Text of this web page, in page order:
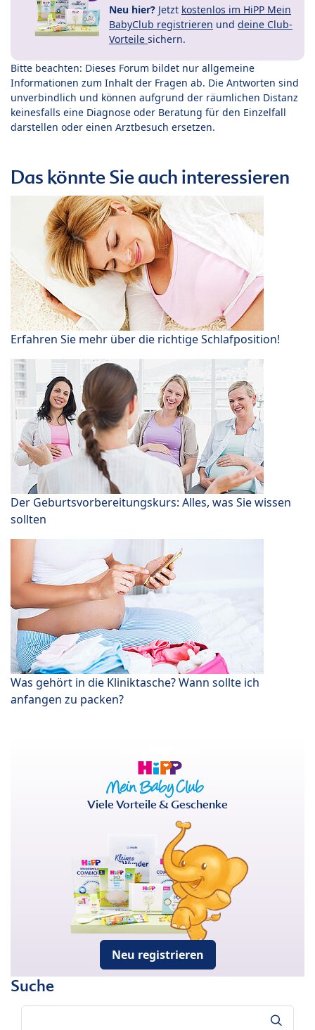
Neu hier? Jetzt kostenlos im HiPP Mein
BabyClub registrieren und deine Club-
Vorteile sichern.
Bitte beachten: Dieses Forum bildet nur allgemeine
Informationen zum Inhalt der Fragen ab. Die Antworten sind
unverbindlich und können aufgrund der räumlichen Distanz
keinesfalls eine Diagnose oder Beratung für den Einzelfall
darstellen oder einen Arztbesuch ersetzen.
Das könnte Sie auch interessieren
Erfahren Sie mehr über die richtige Schlafposition!
Der Geburtsvorbereitungskurs: Alles, was Sie wissen
sollten
Was gehört in die Kliniktasche? Wann sollte ich
anfangen zu packen?
Viele Vorteile & Geschenke
Neu registrieren
Suche